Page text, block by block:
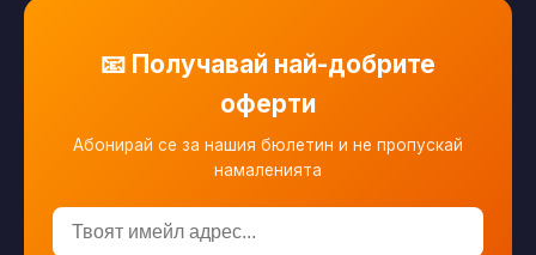
📧 Получавай най-добрите
оферти
Абонирай се за нашия бюлетин и не пропускай
намаленията